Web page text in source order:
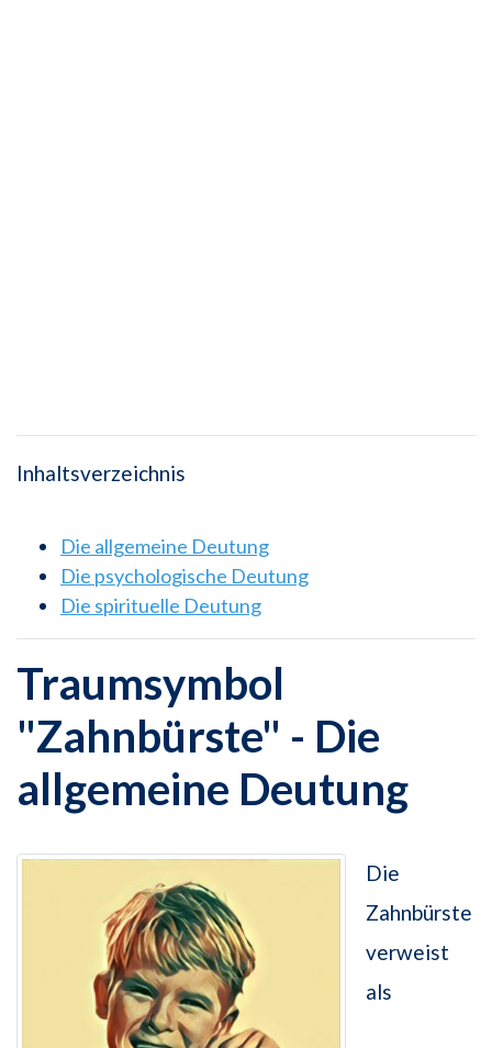
Inhaltsverzeichnis
Die allgemeine Deutung
Die psychologische Deutung
Die spirituelle Deutung
Traumsymbol
"Zahnbürste" - Die
allgemeine Deutung
Die
Zahnbürste
verweist
als